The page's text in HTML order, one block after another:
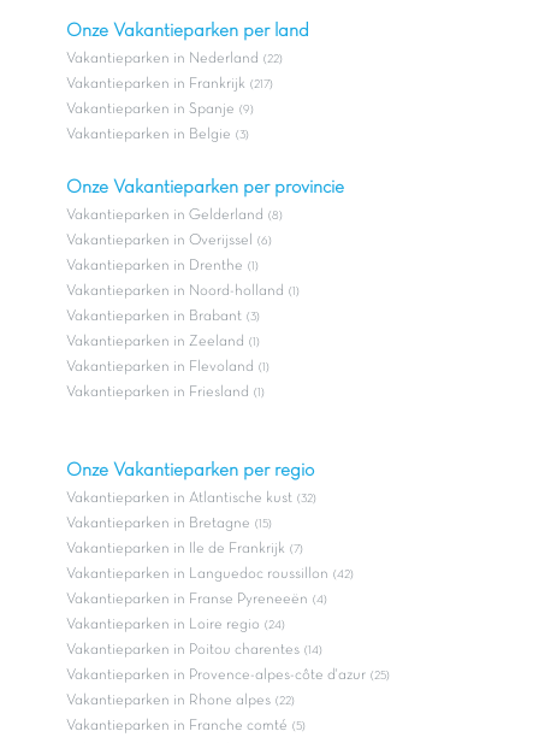
Onze Vakantieparken per land
Vakantieparken in Nederland (22)
Vakantieparken in Frankrijk (217)
Vakantieparken in Spanje (9)
Vakantieparken in Belgie (3)
Onze Vakantieparken per provincie
Vakantieparken in Gelderland (8)
Vakantieparken in Overijssel (6)
Vakantieparken in Drenthe (1)
Vakantieparken in Noord-holland (1)
Vakantieparken in Brabant (3)
Vakantieparken in Zeeland (1)
Vakantieparken in Flevoland (1)
Vakantieparken in Friesland (1)
Onze Vakantieparken per regio
Vakantieparken in Atlantische kust (32)
Vakantieparken in Bretagne (15)
Vakantieparken in Ile de Frankrijk (7)
Vakantieparken in Languedoc roussillon (42)
Vakantieparken in Franse Pyreneeën (4)
Vakantieparken in Loire regio (24)
Vakantieparken in Poitou charentes (14)
Vakantieparken in Provence-alpes-côte d'azur (25)
Vakantieparken in Rhone alpes (22)
Vakantieparken in Franche comté (5)